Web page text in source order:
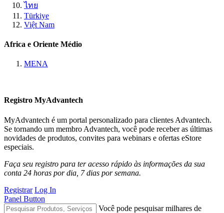
ไทย
Türkiye
Việt Nam
Africa e Oriente Médio
MENA
Registro MyAdvantech
MyAdvantech é um portal personalizado para clientes Advantech.
Se tornando um membro Advantech, você pode receber as últimas
novidades de produtos, convites para webinars e ofertas eStore
especiais.
Faça seu registro para ter acesso rápido às informações da sua
conta 24 horas por dia, 7 dias por semana.
Registrar Log In
Panel Button
Você pode pesquisar milhares de